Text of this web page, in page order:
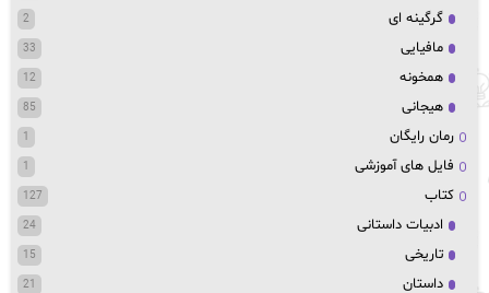
گرگینه ای 2
مافیایی 33
همخونه 12
هیجانی 85
رمان رایگان 1
فایل های آموزشی 1
کتاب 127
ادبیات داستانی 24
تاریخی 15
داستان 21